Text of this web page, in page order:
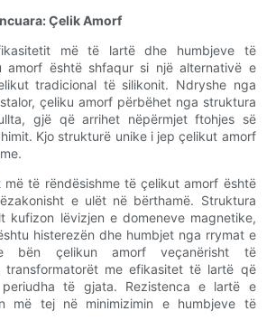
Çelik Amorf
më të lartë dhe humbjeve të
amorf është shfaqur si një alternativë e
tradicional të silikonit. Ndryshe nga
çeliku amorf përbëhet nga struktura
gjë që arrihet nëpërmjet ftohjes së
Kjo strukturë unike i jep çelikut amorf
të rëndësishme të çelikut amorf është
e ulët në bërthamë. Struktura
kufizon lëvizjen e domeneve magnetike,
histerezën dhe humbjet nga rrymat e
bën çelikun amorf veçanërisht të
transformatorët me efikasitet të lartë që
periudha të gjata. Rezistenca e lartë e
më tej në minimizimin e humbjeve të